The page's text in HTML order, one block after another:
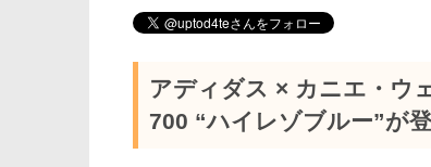
アディダス × カニエ・ウ
700 “ハイレゾブルー”が登